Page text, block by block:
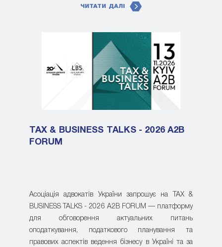
ЧИТАТИ ДАЛІ
TAX & BUSINESS TALKS - 2026 A2B
FORUM
Асоціація адвокатів України запрошує на TAX &
BUSINESS TALKS - 2026 A2B FORUM — платформу
для обговорення актуальних питань
оподаткування, податкового планування та
правових аспектів ведення бізнесу в Україні та за